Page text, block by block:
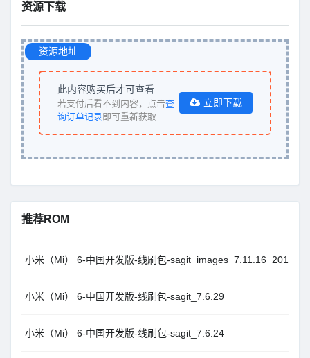
资源下载
资源地址
此内容购买后才可查看
若支付后看不到内容，点击查
询订单记录即可重新获取
立即下载
推荐ROM
小米（Mi） 6-中国开发版-线刷包-
小米（Mi） 6-中国开发版-线刷包-sagit_7.6.29
小米（Mi） 6-中国开发版-线刷包-sagit_7.6.24